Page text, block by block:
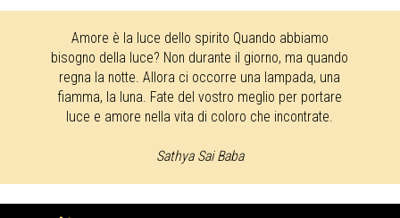
Amore è la luce dello spirito Quando abbiamo
bisogno della luce? Non durante il giorno, ma quando
regna la notte. Allora ci occorre una lampada, una
fiamma, la luna. Fate del vostro meglio per portare
luce e amore nella vita di coloro che incontrate.
Sathya Sai Baba